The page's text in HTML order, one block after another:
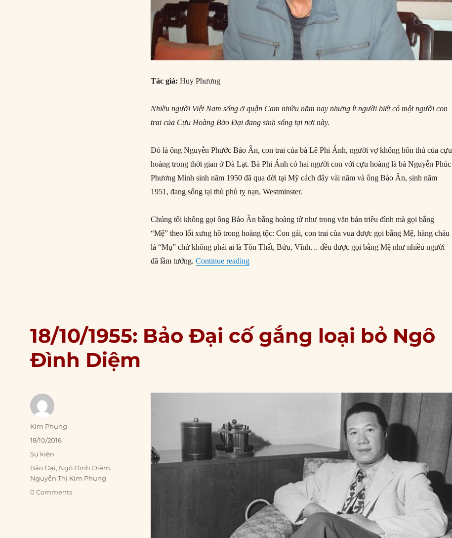
Tác giả:Huy Phương
Nhiều người Việt Nam sống ở quận Cam nhiều năm nay nhưng ít người biết có một người con
trai của Cựu Hoàng Bảo Ðại đang sinh sống tại nơi này.
Ðó là ông Nguyễn Phước Bảo Ân, con trai của bà Lê Phi Ánh, người vợ không hôn thú của cựu
hoàng trong thời gian ở Ðà Lạt. Bà Phi Ánh có hai người con với cựu hoàng là bà Nguyễn Phúc
Phương Minh sinh năm 1950 đã qua đời tại Mỹ cách đây vài năm và ông Bảo Ân, sinh năm
1951, đang sống tại thủ phủ tỵ nạn, Westminster.
Chúng tôi không gọi ông Bảo Ân bằng hoàng tử như trong văn bản triều đình mà gọi bằng
“Mệ” theo lối xưng hô trong hoàng tộc: Con gái, con trai của vua được gọi bằng Mệ, hàng cháu
là “Mụ” chứ không phải ai là Tôn Thất, Bửu, Vĩnh… đều được gọi bằng Mệ như nhiều người
đã lầm tưởng.Continue reading“Về Bảo Ân – con trai út của vua Bảo Đại”
18/10/1955: Bảo Đại cố gắng loại bỏ Ngô
Đình Diệm
Author
Kim Phụng
Posted
on
18/10/2016
Categories
Sự kiện
Tags
Bảo Đại, Ngô Đình Diệm,
Nguyễn Thị Kim Phụng
0 Comments